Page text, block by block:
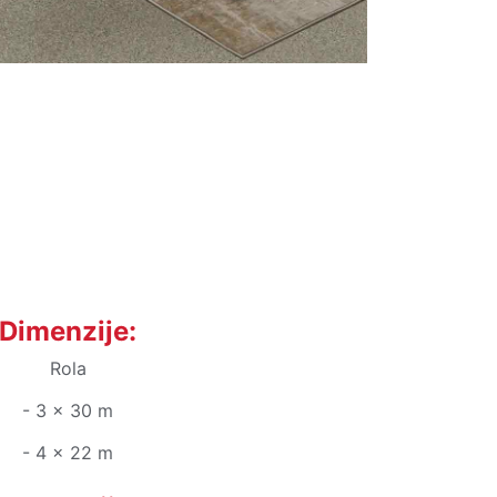
Dimenzije:
Rola
- 3 x 30 m
- 4 x 22 m